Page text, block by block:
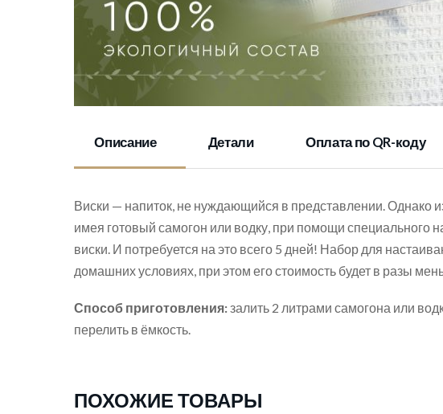
Описание Детали Оплата по QR-коду
Виски — напиток, не нуждающийся в представлении. Однако
имея готовый самогон или водку, при помощи специального
виски. И потребуется на это всего 5 дней! Набор для
домашних условиях, при этом его стоимость будет в разы
Способ приготовления:залить 2 литрами самогона или
перелить в ёмкость.
ПОХОЖИЕ ТОВАРЫ